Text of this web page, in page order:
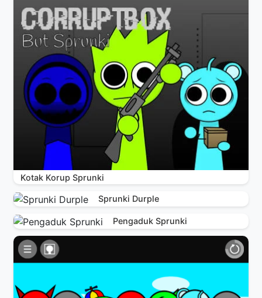
Kotak Korup Sprunki
Sprunki Durple
Pengaduk Sprunki